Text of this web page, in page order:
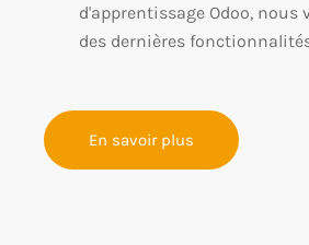
d'apprentissage Odoo,
des dernières
En savoir plus